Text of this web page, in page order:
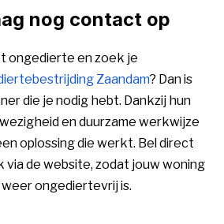
nog contact op
ongedierte en zoek je
Zaandam? Dan is
die je nodig hebt. Dankzij hun
en duurzame werkwijze
oplossing die werkt. Bel direct
via de website, zodat jouw woning
ongediertevrij is.